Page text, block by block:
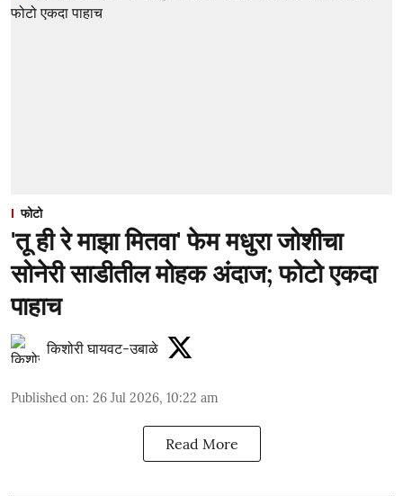
फोटो
'तू ही रे माझा मितवा' फेम मधुरा जोशीचा
सोनेरी साडीतील मोहक अंदाज; फोटो एकदा
पाहाच
किशोरी घायवट-उबाळे
Published on: 26 Jul 2026, 10:22 am
Read More